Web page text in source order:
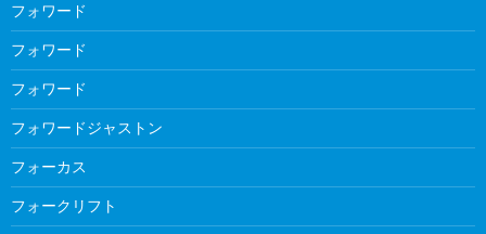
フォワード
フォワード
フォワード
フォワードジャストン
フォーカス
フォークリフト